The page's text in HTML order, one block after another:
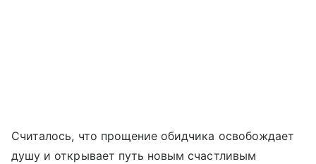
Считалось, что прощение обидчика освобождает
душу и открывает путь новым счастливым